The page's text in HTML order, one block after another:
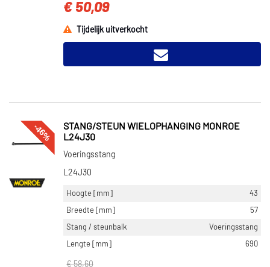
€ 50,09
Tijdelijk uitverkocht
-46%
STANG/STEUN WIELOPHANGING MONROE
L24J30
Voeringsstang
L24J30
Hoogte [mm]
43
Breedte [mm]
57
Stang / steunbalk
Voeringsstang
Lengte [mm]
690
€ 58,60